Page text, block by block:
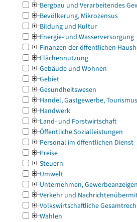
Bergbau und Verarbeitendes
Bevölkerung, Mikrozensus
Bildung und Kultur
Energie- und Wasserversorgung
Finanzen der öffentlichen
Flächennutzung
Gebäude und Wohnen
Gebiet
Gesundheitswesen
Handel, Gastgewerbe, Tourismus
Handwerk
Land- und Forstwirtschaft
Öffentliche Sozialleistungen
Personal im öffentlichen Dienst
Preise
Steuern
Umwelt
Unternehmen,
Verkehr und
Volkswirtschaftliche
Wahlen